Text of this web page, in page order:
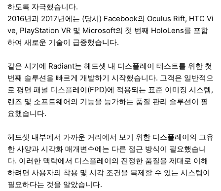
하도록 자극했습니다.
2016년과 2017년에는 (당시) Facebook의 Oculus Rift, HTC Vi
ve, PlayStation VR 및 Microsoft의 첫 번째 HoloLens를 포함
하여 새로운 기술이 급증했습니다.
같은 시기에 Radiant는 헤드셋 내 디스플레이 테스트를 위한 첫
번째 솔루션을 빠르게 개발하기 시작했습니다. 고객은 일반적으
로 평면 패널 디스플레이(FPD)에 적용되는 표준 이미징 시스템,
렌즈 및 소프트웨어의 기능을 능가하는 품질 관리 솔루션이 필
요했습니다.
헤드셋 내부에서 가까운 거리에서 보기 위한 디스플레이의 고유
한 사양과 시각화 매개변수에는 다른 접근 방식이 필요했습니
다. 이러한 맥락에서 디스플레이의 진정한 품질을 제대로 이해
하려면 사용자의 착용 및 시각 조건을 복제할 수 있는 시스템이
필요하다는 것을 알았습니다.